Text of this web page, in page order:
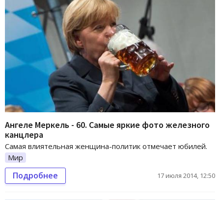
Ангеле Меркель - 60. Самые яркие фото железного
канцлера
Самая влиятельная женщина-политик отмечает юбилей.
Мир
Подробнее 17 июля 2014, 12:50